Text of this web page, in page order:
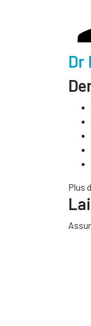
Dr
Plus